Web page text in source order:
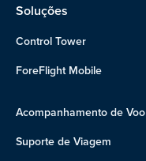
Soluções
Control Tower
ForeFlight Mobile
Acompanhamento de Voo
Suporte de Viagem